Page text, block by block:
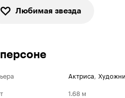
Любимая звезда
Актриса,
1.68 м